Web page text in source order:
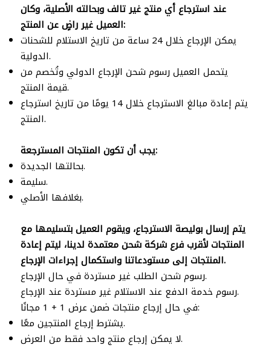
عند استرجاع أي منتج غير تالف وبحالته الأصلية، وكان
العميل غير راضٍ عن المنتج:
يمكن الإرجاع خلال 24 ساعة من تاريخ الاستلام للشحنات
الدولية.
يتحمل العميل رسوم شحن الإرجاع الدولي وتُخصم من
قيمة المنتج.
يتم إعادة مبالغ الاسترجاع خلال 14 يومًا من تاريخ استرجاع
المنتج.
يجب أن تكون المنتجات المسترجعة:
بحالتها الجديدة.
سليمة.
بغلافها الأصلي.
يتم إرسال بوليصة الاسترجاع، ويقوم العميل بتسليمها مع
المنتجات لأقرب فرع شركة شحن معتمدة لدينا، ليتم إعادة
المنتجات إلى مستودعاتنا واستكمال إجراءات الإرجاع.
رسوم شحن الطلب غير مستردة في حال الإرجاع.
رسوم خدمة الدفع عند الاستلام غير مستردة عند الإرجاع.
في حال إرجاع منتجات ضمن عرض 1 + 1 مجانًا:
يشترط إرجاع المنتجين معًا.
لا يمكن إرجاع منتج واحد فقط من العرض.